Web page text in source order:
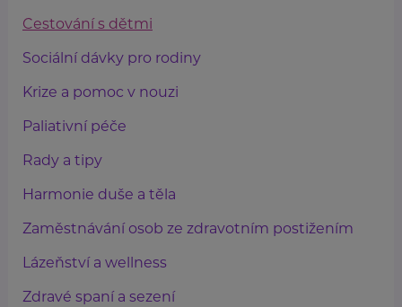
Cestování s dětmi
Sociální dávky pro rodiny
Krize a pomoc v nouzi
Paliativní péče
Rady a tipy
Harmonie duše a těla
Zaměstnávání osob ze zdravotním postižením
Lázeňství a wellness
Zdravé spaní a sezení